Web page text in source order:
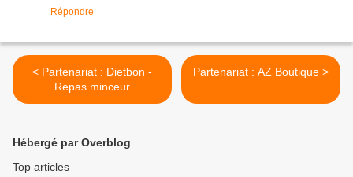
Répondre
< Partenariat : Dietbon -
Repas minceur
Partenariat : AZ Boutique >
Hébergé par Overblog
Top articles